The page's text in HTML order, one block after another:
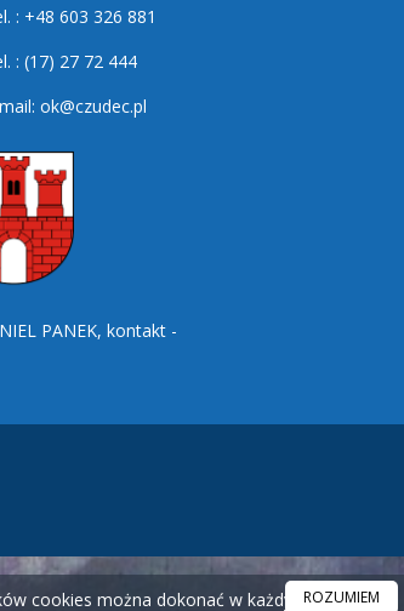
: +48 603 326 881
: (17) 27 72 444
ok@czudec.pl
PANEK, kontakt -
cookies można dokonać w każdym czasie.
ROZUMIEM